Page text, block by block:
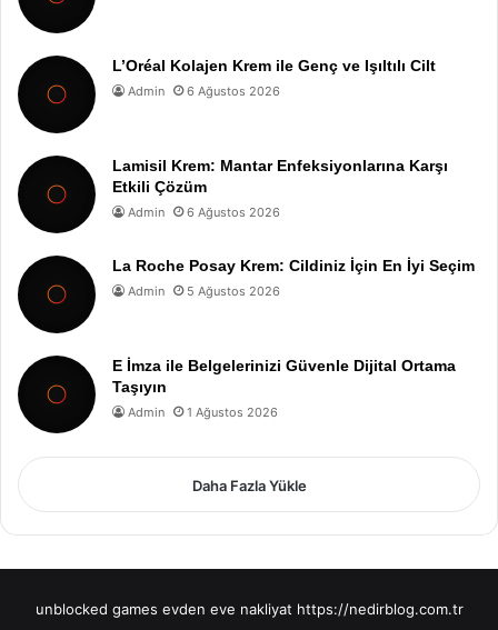
L’Oréal Kolajen Krem ile Genç ve Işıltılı Cilt
Admin 6 Ağustos 2026
Lamisil Krem: Mantar Enfeksiyonlarına Karşı
Etkili Çözüm
Admin 6 Ağustos 2026
La Roche Posay Krem: Cildiniz İçin En İyi Seçim
Admin 5 Ağustos 2026
E İmza ile Belgelerinizi Güvenle Dijital Ortama
Taşıyın
Admin 1 Ağustos 2026
Daha Fazla Yükle
unblocked games evden eve nakliyat https://nedirblog.com.tr